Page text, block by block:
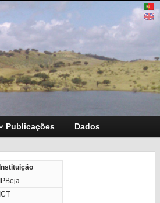
Publicações Dados
Instituição
IPBeja
ICT